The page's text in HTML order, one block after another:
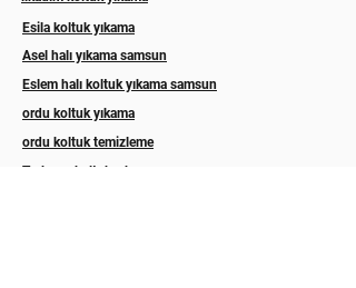
Esila koltuk yıkama
Asel halı yıkama samsun
Eslem halı koltuk yıkama samsun
ordu koltuk yıkama
ordu koltuk temizleme
Trabzon koltuk yıkama